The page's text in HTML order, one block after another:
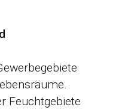
Feuchtgebiete